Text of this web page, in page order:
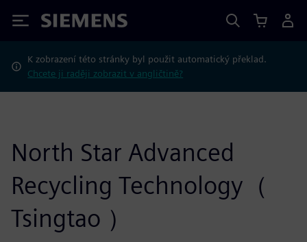
Siemens
K zobrazení této stránky byl použit automatický překlad.
Chcete ji raději zobrazit v angličtině?
North Star Advanced
Recycling Technology（
Tsingtao ）